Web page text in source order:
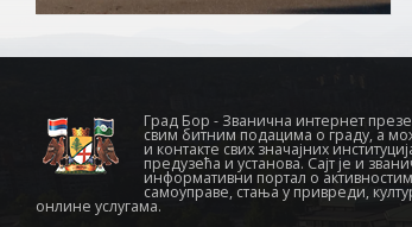
Град Бор - Званична интернет
свим битним подацима о граду, а
и контакте свих значајних
предузећа и установа. Сајт је и
информативни портал о
самоуправе, стања у привреди,
онлине услугама.